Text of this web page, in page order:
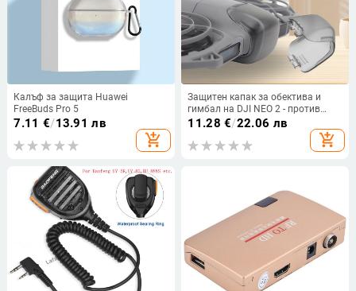
Калъф за защита Huawei
FreeBuds Pro 5
7.11 €/13.91 лв
add_shopping_cart
Защитен капак за обектива и
гимбал на DJI NEO 2 - против
надраскване и сблъсък
11.28 €/22.06 лв
add_shopping_cart